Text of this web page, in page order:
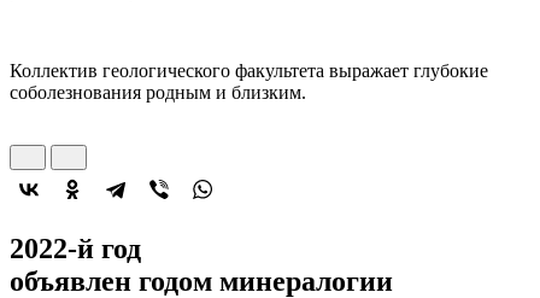
Коллектив геологического факультета выражает глубокие
соболезнования родным и близким.
2022-й год
объявлен годом минералогии